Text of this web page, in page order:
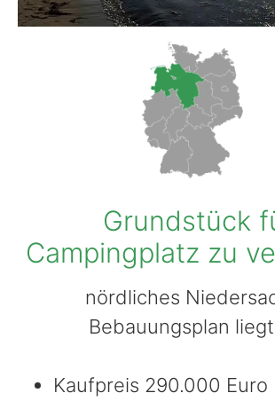
Grundstück
Campingplatz zu
nördliches
Bebauungsplan
Kaufpreis 290.000 Euro